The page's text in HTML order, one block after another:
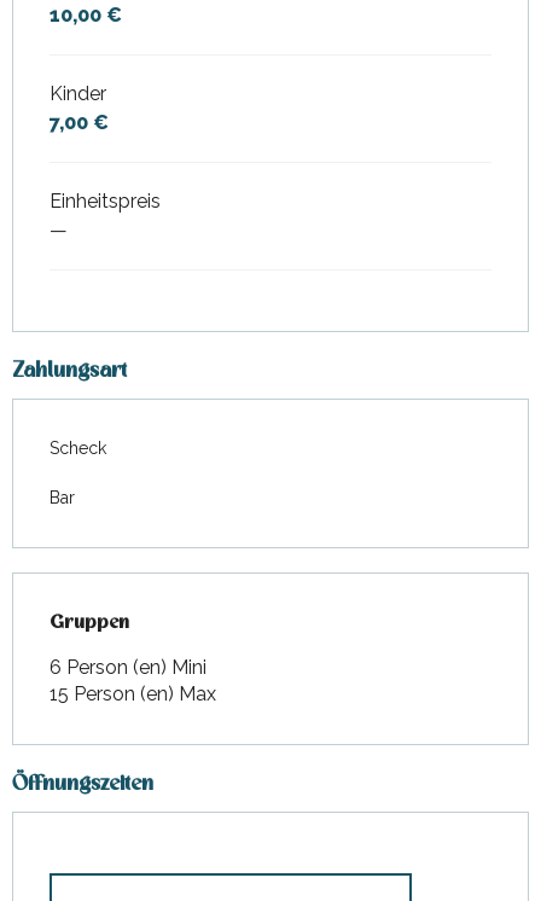
10,00 €
Kinder
7,00 €
Einheitspreis
—
Zahlungsart
Scheck
Bar
Gruppen
Gruppen
6 Person (en) Mini
15 Person (en) Max
Öffnungszeiten